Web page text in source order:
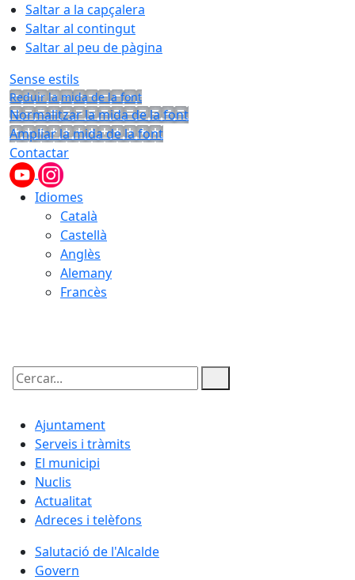
Saltar a la capçalera
Saltar al contingut
Saltar al peu de pàgina
Sense estils
Reduir la mida de la font
Normalitzar la mida de la font
Ampliar la mida de la font
Contactar
Idiomes
Català
Castellà
Anglès
Alemany
Francès
Cercar:
Ajuntament
Serveis i tràmits
El municipi
Nuclis
Actualitat
Adreces i telèfons
Salutació de l'Alcalde
Govern